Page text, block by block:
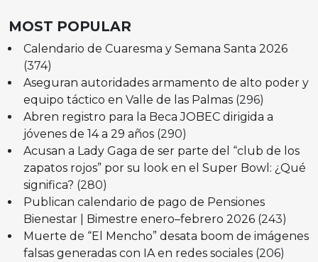
MOST POPULAR
Calendario de Cuaresma y Semana Santa 2026
(374)
Aseguran autoridades armamento de alto poder y
equipo táctico en Valle de las Palmas (296)
Abren registro para la Beca JOBEC dirigida a
jóvenes de 14 a 29 años (290)
Acusan a Lady Gaga de ser parte del “club de los
zapatos rojos” por su look en el Super Bowl: ¿Qué
significa? (280)
Publican calendario de pago de Pensiones
Bienestar | Bimestre enero–febrero 2026 (243)
Muerte de “El Mencho” desata boom de imágenes
falsas generadas con IA en redes sociales (206)